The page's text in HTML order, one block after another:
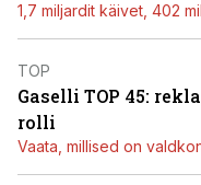
1,7 miljardit käivet, 402
TOP
Gaselli TOP 45:
rolli
Vaata, millised on